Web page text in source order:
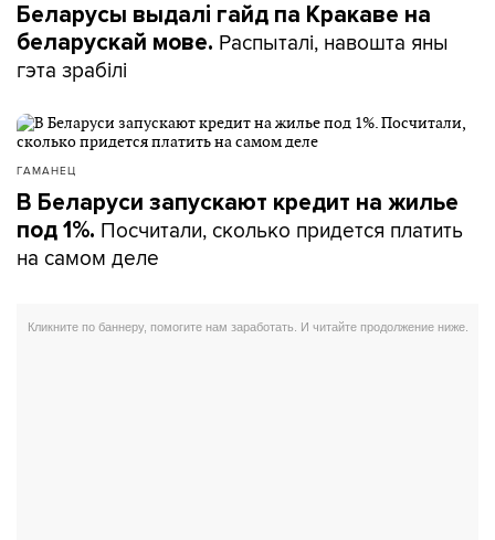
Беларусы выдалі гайд па Кракаве на
беларускай мове. Распыталі, навошта яны
гэта зрабілі
ГАМАНЕЦ
В Беларуси запускают кредит на жилье
под 1%. Посчитали, сколько придется платить
на самом деле